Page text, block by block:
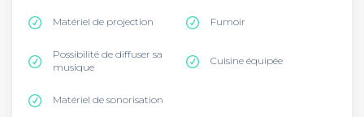
Matériel de projection Fumoir
Possibilité de diffuser sa
musique
Cuisine équipée
Matériel de sonorisation